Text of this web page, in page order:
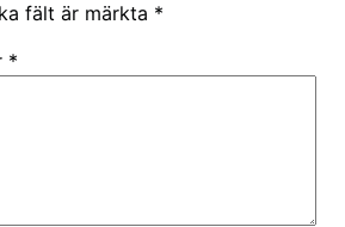
fält är märkta *
*